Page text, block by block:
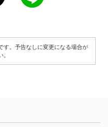
す。予告なしに変更になる場合が